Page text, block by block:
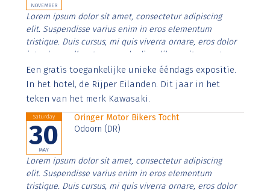
NOVEMBER
Lorem ipsum dolor sit amet, consectetur adipiscing
elit. Suspendisse varius enim in eros elementum
tristique. Duis cursus, mi quis viverra ornare, eros dolor
interdum nulla, ut commodo diam libero vitae erat.
Aenean faucibus nibh et justo cursus id rutrum lorem
imperdiet. Nunc ut sem vitae risus tristique posuere.
Een gratis toegankelijke unieke ééndags expositie.
In het hotel, de Rijper Eilanden. Dit jaar in het
teken van het merk Kawasaki.
Saturday
30
MAY
Oringer Motor Bikers Tocht
Odoorn (DR)
Lorem ipsum dolor sit amet, consectetur adipiscing
elit. Suspendisse varius enim in eros elementum
tristique. Duis cursus, mi quis viverra ornare, eros dolor